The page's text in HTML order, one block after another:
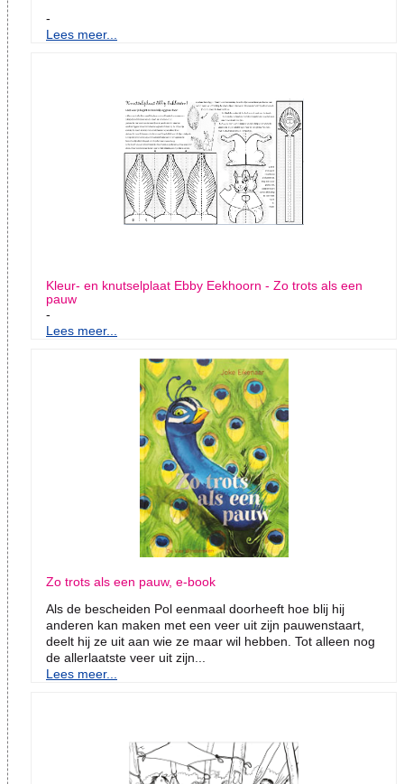
-
Lees meer...
Kleur- en knutselplaat Ebby Eekhoorn - Zo trots als een
pauw
-
Lees meer...
Zo trots als een pauw, e-book
Als de bescheiden Pol eenmaal doorheeft hoe blij hij
anderen kan maken met een veer uit zijn pauwenstaart,
deelt hij ze uit aan wie ze maar wil hebben. Tot alleen nog
de allerlaatste veer uit zijn...
Lees meer...